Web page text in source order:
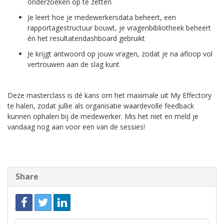
Je leert hoe je medewerkersdata beheert, een
rapportagestructuur bouwt, je vragenbibliotheek beheert
én het resultatendashboard gebruikt
Je krijgt antwoord op jouw vragen, zodat je na afloop vol
vertrouwen aan de slag kunt
Deze masterclass is dé kans om het maximale uit My Effectory
te halen, zodat jullie als organisatie waardevolle feedback
kunnen ophalen bij de medewerker. Mis het niet en meld je
vandaag nog aan voor een van de sessies!
Share